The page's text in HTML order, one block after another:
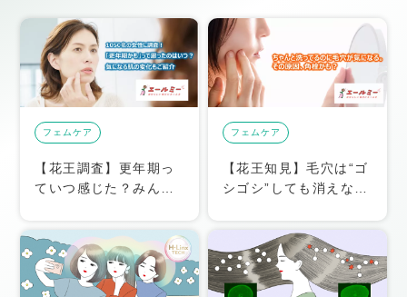
フェムケア
【花王調査】更年期っ
ていつ感じた？みんな
ダの変化を紹介します
フェムケア
【花王知見】毛穴は“ゴ
シゴシ”しても消えな